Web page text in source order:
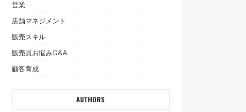
営業
店舗マネジメント
販売スキル
販売員お悩みQ&A
顧客育成
AUTHORS